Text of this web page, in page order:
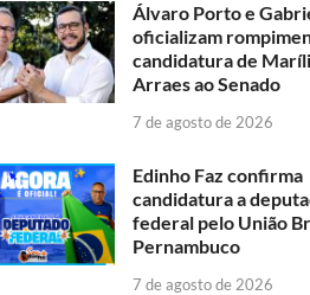
Álvaro Porto e
oficializam
candidatura de
Arraes ao Senado
7 de agosto de 2026
Edinho Faz confirma
candidatura a
federal pelo União
Pernambuco
7 de agosto de 2026